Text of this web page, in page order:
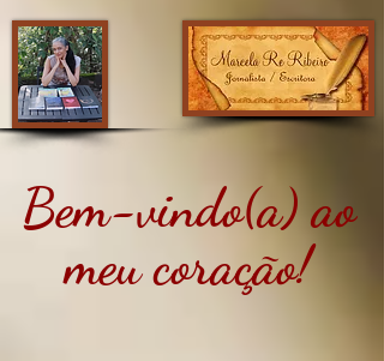
Bem-vindo(a) ao
meu coração!